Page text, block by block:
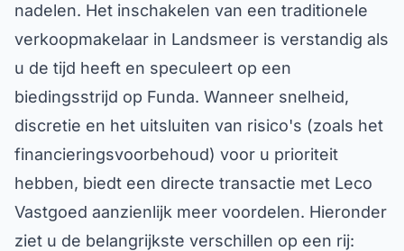
nadelen. Het inschakelen van een traditionele
verkoopmakelaar in Landsmeer is verstandig als
u de tijd heeft en speculeert op een
biedingsstrijd op Funda. Wanneer snelheid,
discretie en het uitsluiten van risico's (zoals het
financieringsvoorbehoud) voor u prioriteit
hebben, biedt een directe transactie met Leco
Vastgoed aanzienlijk meer voordelen. Hieronder
ziet u de belangrijkste verschillen op een rij: